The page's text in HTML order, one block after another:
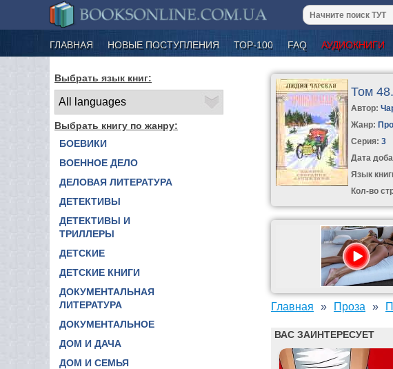
ГЛАВНАЯ НОВЫЕ ПОСТУПЛЕНИЯ ТОР-100 FAQ АУДИОКНИГИ
Выбрать язык книг:
Выбрать книгу по жанру:
БОЕВИКИ
ВОЕННОЕ ДЕЛО
ДЕЛОВАЯ ЛИТЕРАТУРА
ДЕТЕКТИВЫ
ДЕТЕКТИВЫ И
ТРИЛЛЕРЫ
ДЕТСКИЕ
ДЕТСКИЕ КНИГИ
ДОКУМЕНТАЛЬНАЯ
ЛИТЕРАТУРА
ДОКУМЕНТАЛЬНОЕ
ДОМ И ДАЧА
ДОМ И СЕМЬЯ
Том
Автор:
Жанр:
Серия:3
Дата
Язык
Кол-во
Главная Проза